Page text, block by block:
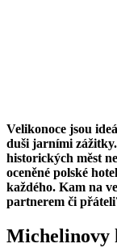
Velikonoce jsou
duši jarními
historických měst
oceněné polské
každého. Kam na
partnerem či
Michelinovy